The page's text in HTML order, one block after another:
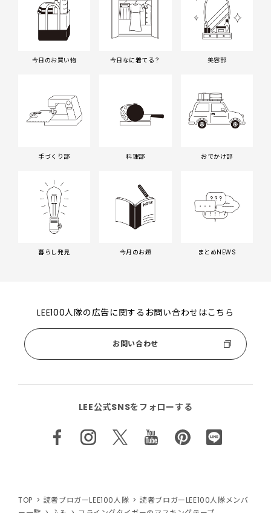
今日のお買い物 今日なに着てる？ 美容部
手づくり部 料理部 おでかけ部
暮らし発見 今月のお題 まとめNEWS
LEE100人隊の広告に関するお問い合わせはこちら
お問い合わせ
LEE公式SNSをフォローする
TOP 読者ブロガーLEE100人隊
読者ブロガーLEE100人隊メンバ